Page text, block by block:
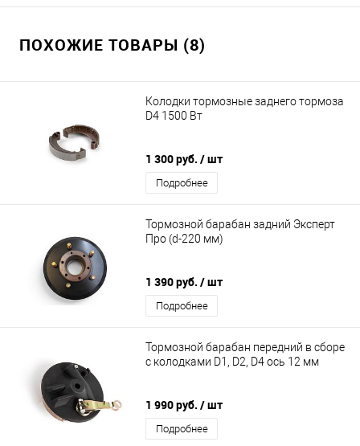
ПОХОЖИЕ ТОВАРЫ (8)
Колодки тормозные заднего тормоза
D4 1500 Вт
1 300 руб. / шт
Подробнее
Тормозной барабан задний Эксперт
Про (d-220 мм)
1 390 руб. / шт
Подробнее
Тормозной барабан передний в сборе
с колодками D1, D2, D4 ось 12 мм
1 990 руб. / шт
Подробнее